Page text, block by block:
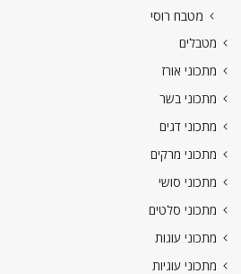
מטבח רוסי
מטבלים
מתכוני אורז
מתכוני בשר
מתכוני דגים
מתכוני מרקים
מתכוני סושי
מתכוני סלטים
מתכוני עוגות
מתכוני עוגיות